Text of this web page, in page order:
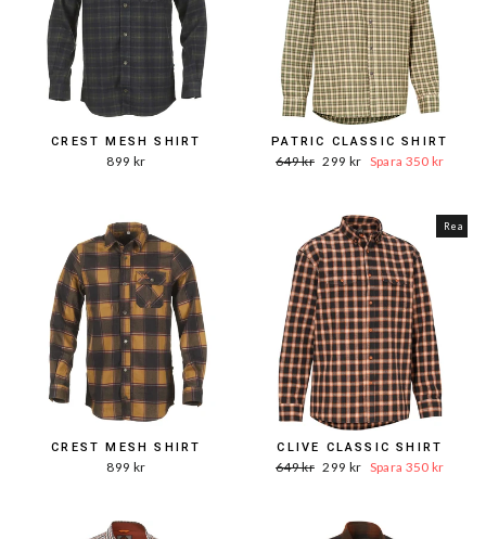
CREST MESH SHIRT
899 kr
PATRIC CLASSIC SHIRT
Ord.
649 kr Reapris
299 kr Spara 350 kr
CREST MESH SHIRT
899 kr
Rea
CLIVE CLASSIC SHIRT
Ord.
649 kr Reapris
299 kr Spara 350 kr